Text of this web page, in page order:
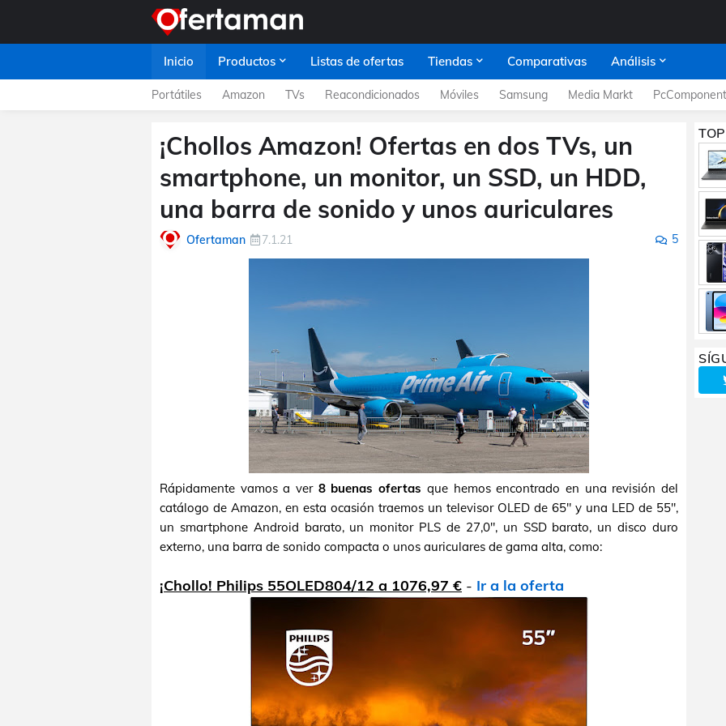
Inicio Productos Listas de ofertas Tiendas Comparativas Análisis
Portátiles Amazon TVs Reacondicionados Móviles Samsung Media Markt
¡Chollos Amazon! Ofertas en dos TVs, un
smartphone, un monitor, un SSD, un HDD,
una barra de sonido y unos auriculares
Ofertaman 7.1.21 5
Rápidamente vamos a ver 8 buenas ofertas que hemos encontrado en una revisión del
catálogo de Amazon, en esta ocasión traemos un televisor OLED de 65" y una LED de 55",
un smartphone Android barato, un monitor PLS de 27,0", un SSD barato, un disco duro
externo, una barra de sonido compacta o unos auriculares de gama alta, como:
¡Chollo! Philips 55OLED804/12 a 1076,97 € - Ir a la oferta